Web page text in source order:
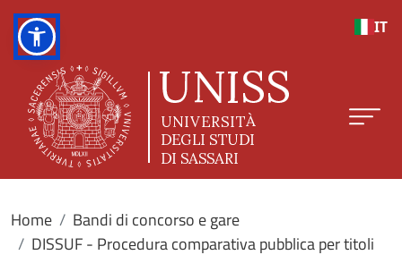
IT
Home
Bandi di concorso e gare
DISSUF - Procedura comparativa pubblica per titoli